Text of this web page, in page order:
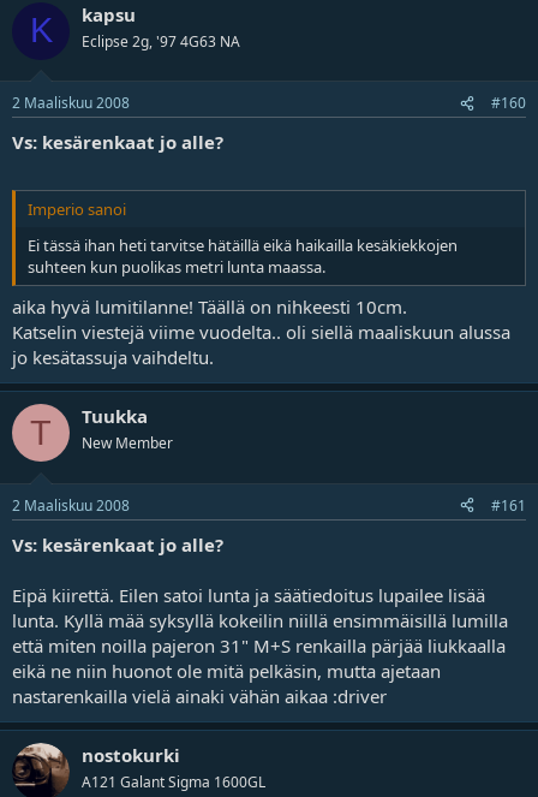
K kapsu
Eclipse 2g, '97 4G63 NA
2 Maaliskuu 2008 #160
Vs: kesärenkaat jo alle?
Imperio sanoi
Ei tässä ihan heti tarvitse hätäillä eikä haikailla kesäkiekkojen
suhteen kun puolikas metri lunta maassa.
aika hyvä lumitilanne! Täällä on nihkeesti 10cm.
Katselin viestejä viime vuodelta.. oli siellä maaliskuun alussa
jo kesätassuja vaihdeltu.
T Tuukka
New Member
2 Maaliskuu 2008 #161
Vs: kesärenkaat jo alle?
Eipä kiirettä. Eilen satoi lunta ja säätiedoitus lupailee lisää
lunta. Kyllä mää syksyllä kokeilin niillä ensimmäisillä lumilla
että miten noilla pajeron 31" M+S renkailla pärjää liukkaalla
eikä ne niin huonot ole mitä pelkäsin, mutta ajetaan
nastarenkailla vielä ainaki vähän aikaa :driver
nostokurki
A121 Galant Sigma 1600GL